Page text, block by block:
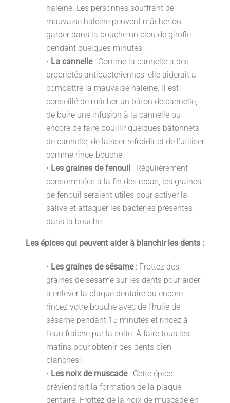
haleine. Les personnes souffrant de
mauvaise haleine peuvent mâcher ou
garder dans la bouche un clou de girofle
pendant quelques minutes ;
• La cannelle: Comme la cannelle a des
propriétés antibactériennes, elle aiderait a
combattre la mauvaise haleine. Il est
conseillé de mâcher un bâton de cannelle,
de boire une infusion à la cannelle ou
encore de faire bouillir quelques bâtonnets
de cannelle, de laisser refroidir et de l’utiliser
comme rince-bouche ;
• Les graines de fenouil : Régulièrement
consommées à la fin des repas, les graines
de fenouil seraient utiles pour activer la
salive et attaquer les bactéries présentes
dans la bouche.
Les épices qui peuvent aider à blanchir les dents :
• Les graines de sésame: Frottez des
graines de sésame sur les dents pour aider
à enlever la plaque dentaire ou encore
rincez votre bouche avec de l’huile de
sésame pendant 15 minutes et rincez à
l’eau fraiche par la suite. À faire tous les
matins pour obtenir des dents bien
blanches !
• Les noix de muscade: Cette épice
préviendrait la formation de la plaque
dentaire. Frottez de la noix de muscade en